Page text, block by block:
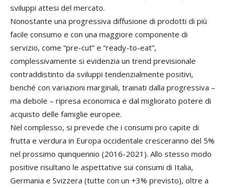
sviluppi attesi del mercato.
Nonostante una progressiva diffusione di prodotti di più
facile consumo e con una maggiore componente di
servizio, come “pre-cut” e “ready-to-eat”,
complessivamente si evidenzia un trend previsionale
contraddistinto da sviluppi tendenzialmente positivi,
benché con variazioni marginali, trainati dalla progressiva –
ma debole – ripresa economica e dal migliorato potere di
acquisto delle famiglie europee.
Nel complesso, si prevede che i consumi pro capite di
frutta e verdura in Europa occidentale cresceranno del 5%
nel prossimo quinquennio (2016-2021). Allo stesso modo
positive risultano le aspettative sui consumi di Italia,
Germania e Svizzera (tutte con un +3% previsto), oltre a